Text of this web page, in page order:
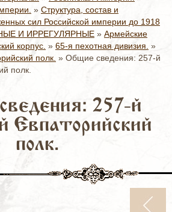
» Структура, состав и
сил Российской империи до 1918
И ИРРЕГУЛЯРНЫЕ » Армейские
корпус. » 65-я пехотная дивизия. »
полк. » Общие сведения: 257-й
полк.
257-й
Евпаторийский
полк.